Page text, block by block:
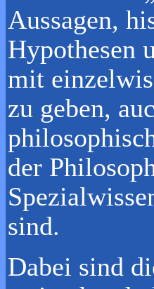
Aussagen,
Hypothesen
mit
zu geben,
der
sind.
Dabei sind